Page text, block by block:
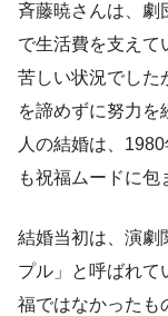
斉藤暁さんは、劇
で生活費を支えて
苦しい状況でした
を諦めずに努力を
人の結婚は、
も祝福ムードに包
結婚当初は、演劇
プル」と呼ばれて
福ではなかったも